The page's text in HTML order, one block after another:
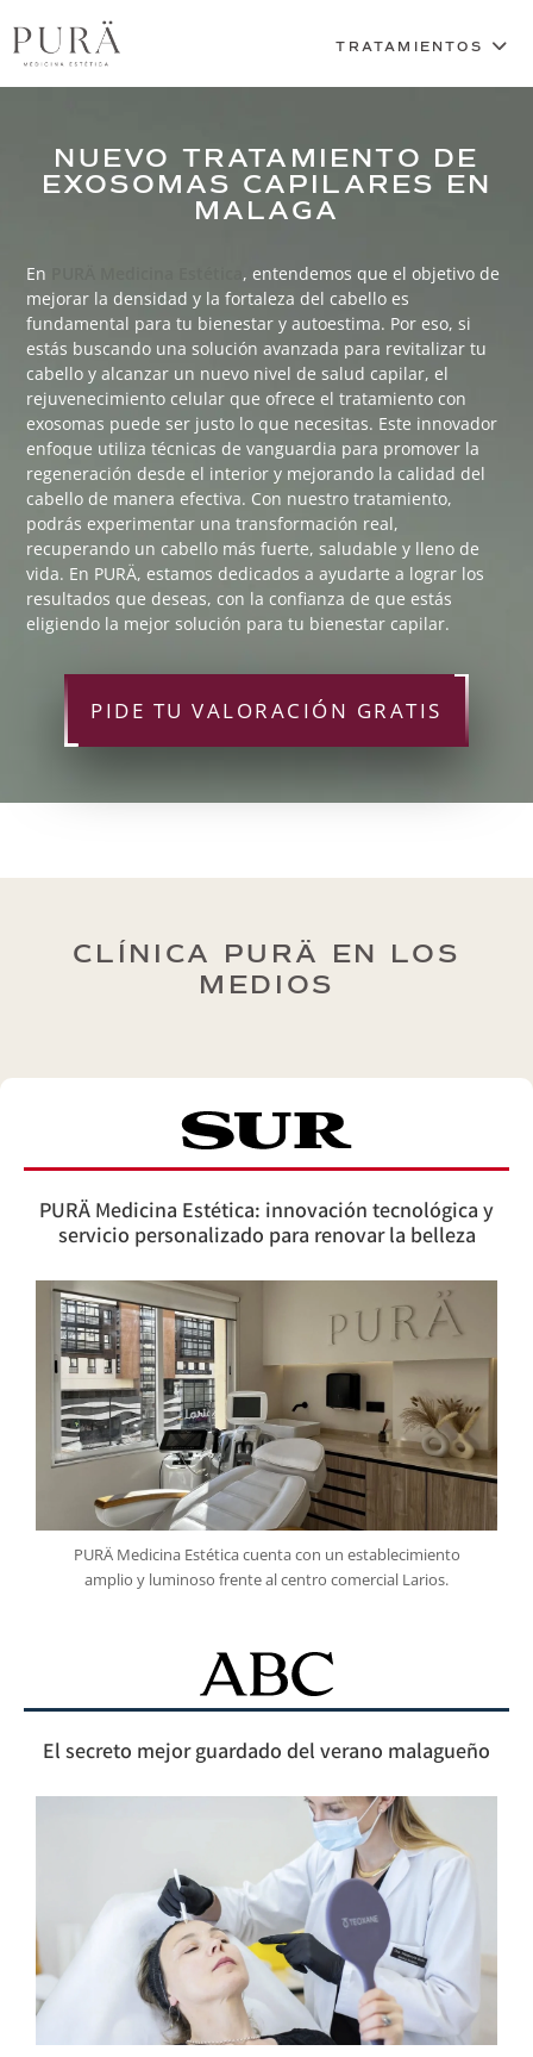
NUEVO TRATAMIENTO DE
EXOSOMAS CAPILARES EN
MALAGA
En
, entendemos que el objetivo de
mejorar la densidad y la fortaleza del cabello es
fundamental para tu bienestar y autoestima. Por eso, si
estás buscando una solución avanzada para revitalizar tu
cabello y alcanzar un nuevo nivel de salud capilar, el
rejuvenecimiento celular que ofrece el tratamiento con
exosomas puede ser justo lo que necesitas. Este innovador
enfoque utiliza técnicas de vanguardia para promover la
regeneración desde el interior y mejorando la calidad del
cabello de manera efectiva. Con nuestro tratamiento,
podrás experimentar una transformación real,
recuperando un cabello más fuerte, saludable y lleno de
vida. En PURÄ, estamos dedicados a ayudarte a lograr los
resultados que deseas, con la confianza de que estás
eligiendo la mejor solución para tu bienestar capilar.
PIDE TU VALORACIÓN GRATIS
CLÍNICA PURÄ EN LOS
MEDIOS
PURÄ Medicina Estética: innovación tecnológica y
servicio personalizado para renovar la belleza
PURÄ Medicina Estética cuenta con un establecimiento
amplio y luminoso frente al centro comercial Larios.
El secreto mejor guardado del verano malagueño